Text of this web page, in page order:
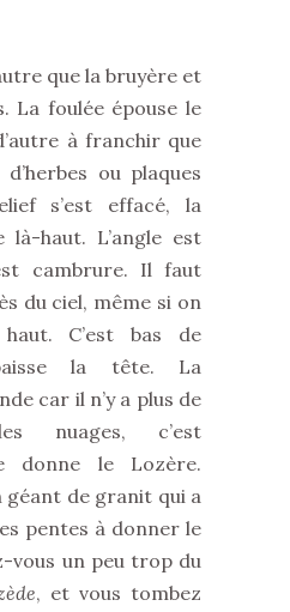
que la bruyère et
La foulée épouse le
à franchir que
ou plaques
s’est effacé, la
haut. L’angle est
cambrure. Il faut
du ciel, même si on
C’est bas de
la tête. La
car il n’y a plus de
nuages, c’est
donne le Lozère.
géant de granit qui a
pentes à donner le
vous un peu trop du
, et vous tombez